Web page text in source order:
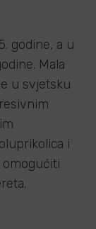
godine, a u
Mala
u svjetsku
i
omogućiti